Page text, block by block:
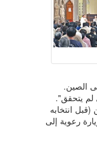
الصين.
لم يتحقق".
(قبل انتخابه
رعوية إلى